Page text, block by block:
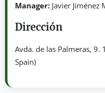
Manager: Javier Jiménez
Dirección
Avda. de las Palmeras, 9.
Spain)